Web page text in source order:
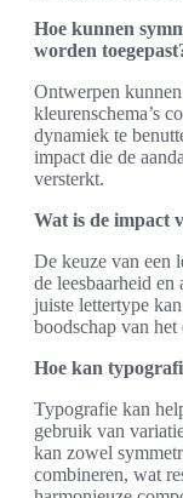
Hoe kunnen
worden
Ontwerpen
kleurenschema’s
dynamiek te
impact die de
versterkt.
Wat is de impact
De keuze van een
de leesbaarheid
juiste lettertype
boodschap van
Hoe kan
Typografie kan
gebruik van
kan zowel
combineren, wat